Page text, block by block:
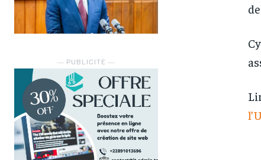
get access to this tier
get access to this tier
― PUBLICITE ―